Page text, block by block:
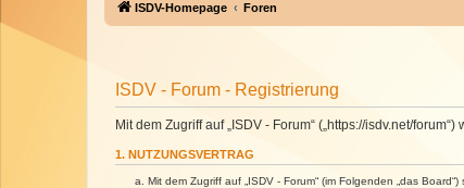
ISDV-Homepage Foren
ISDV - Forum - Registrierung
Mit dem Zugriff auf „ISDV - Forum“ („https://isdv.net/
1. NUTZUNGSVERTRAG
Mit dem Zugriff auf „ISDV - Forum“ (im Folgenden „das